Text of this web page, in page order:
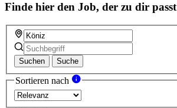
Finde hier den Job, der zu dir passt
Suchen Suche
Sortieren nach